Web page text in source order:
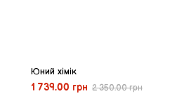
Юний хімік
1 739.00 грн 2 350.00 грн